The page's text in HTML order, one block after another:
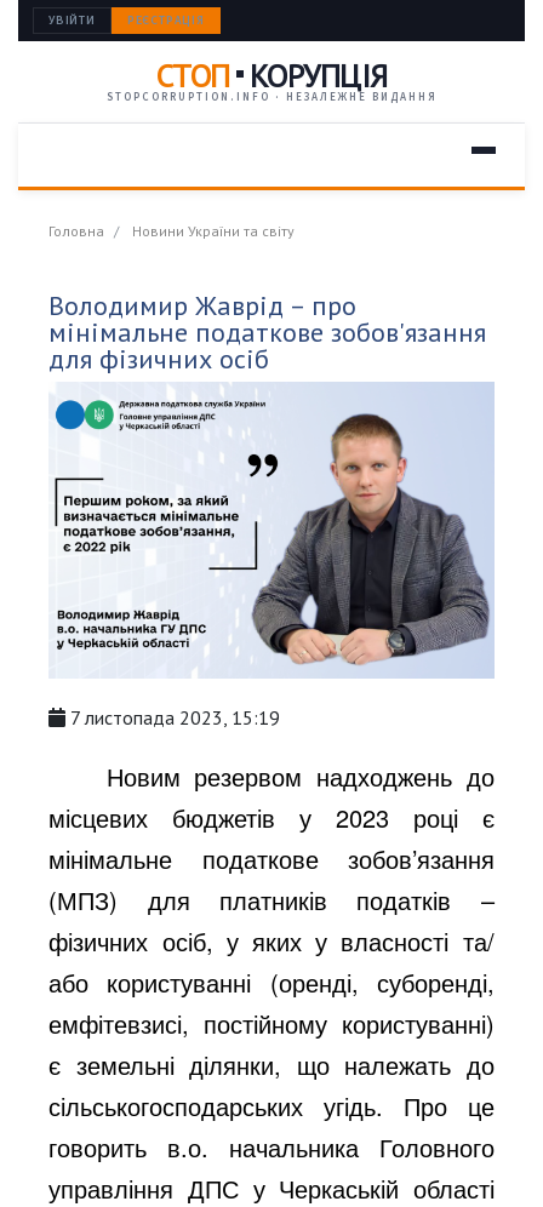
УВІЙТИ РЕЄСТРАЦІЯ
СТОП КОРУПЦІЯ
STOPCORRUPTION.INFO · НЕЗАЛЕЖНЕ ВИДАННЯ
Головна Новини України та світу
Володимир Жаврід – про
мінімальне податкове зобов'язання
для фізичних осіб
7 листопада 2023, 15:19
Новим резервом надходжень до
місцевих бюджетів у 2023 році є
мінімальне податкове зобов’язання
(МПЗ) для платників податків –
фізичних осіб, у яких у власності та/
або користуванні (оренді, суборенді,
емфітевзисі, постійному користуванні)
є земельні ділянки, що належать до
сільськогосподарських угідь. Про це
говорить в.о. начальника Головного
управління ДПС у Черкаській області